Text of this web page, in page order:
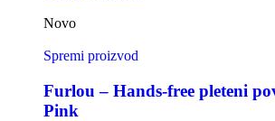
Novo
Spremi proizvod
Furlou – Hands-free pleteni
Pink